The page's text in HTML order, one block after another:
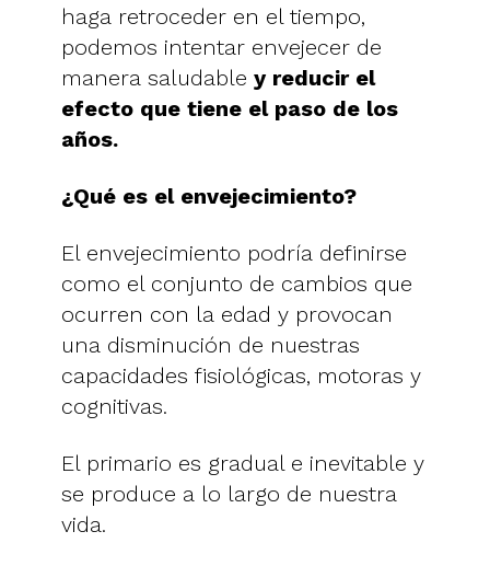
haga retroceder en el tiempo,
podemos intentar envejecer de
manera saludable y reducir el
efecto que tiene el paso de los
años.
¿Qué es el envejecimiento?
El envejecimiento podría definirse
como el conjunto de cambios que
ocurren con la edad y provocan
una disminución de nuestras
capacidades fisiológicas, motoras y
cognitivas.
El primario es gradual e inevitable y
se produce a lo largo de nuestra
vida.